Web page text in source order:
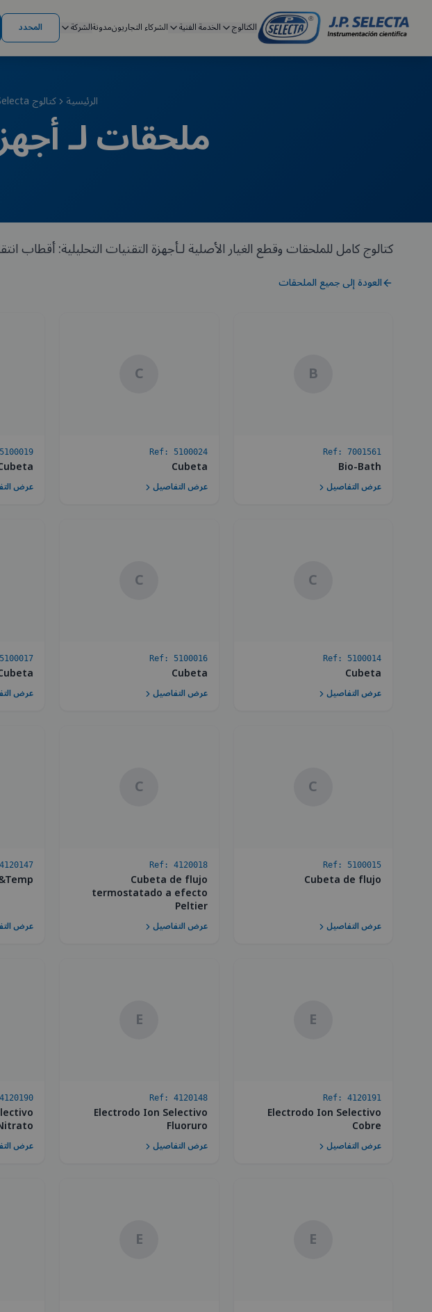
الكتالوج الخدمة الفنية الشركاء التجاريونمدونةالشركة المحدد
الرئيسية كتالوج JP Selecta
ملحقات لـ
كتالوج كامل للملحقات وقطع الغيار الأصلية لـأجهزة التقنيات التحليلية: أقطاب
العودة إلى جميع الملحقات
B
Ref: 7001561
Bio-Bath
عرض التفاصيل
C
Ref: 5100024
Cubeta
عرض التفاصيل
5100019
عرض
C
Ref: 5100014
Cubeta
عرض التفاصيل
C
Ref: 5100016
Cubeta
عرض التفاصيل
5100017
عرض
C
Ref: 5100015
Cubeta de flujo
عرض التفاصيل
C
Ref: 4120018
Cubeta de flujo
termostatado a efecto
Peltier
عرض التفاصيل
4120147
عرض
E
Ref: 4120191
Electrodo Ion Selectivo
Cobre
عرض التفاصيل
E
Ref: 4120148
Electrodo Ion Selectivo
Fluoruro
عرض التفاصيل
4120190
عرض
E
E